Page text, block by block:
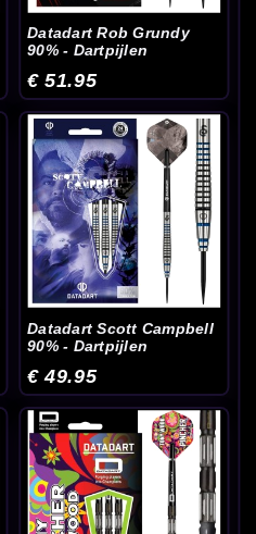
Datadart Rob Grundy
90% - Dartpijlen
€ 51.95
Datadart Scott Campbell
90% - Dartpijlen
€ 49.95